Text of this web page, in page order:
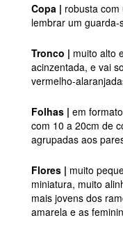
Copa | robusta
lembrar um guarda-
Tronco | muito alto
acinzentada, e vai
vermelho-
Folhas | em
com 10 a 20cm de
agrupadas aos
Flores | muito
miniatura, muito
mais jovens dos
amarela e as